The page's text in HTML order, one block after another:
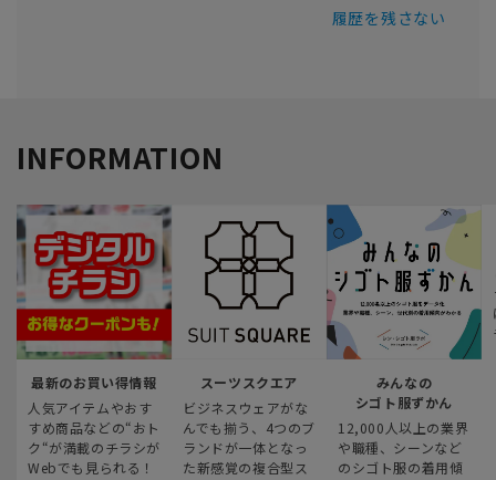
履歴を残さない
INFORMATION
最新のお買い得情報
人気アイテムやおす
すめ商品などの“おト
ク“が満載のチラシが
Webでも見られる！
スーツスクエア
ビジネスウェアがな
んでも揃う、4つのブ
ランドが一体となっ
た新感覚の複合型ス
みんなの
シゴト服ずかん
12,000人以上の業界
や職種、シーンなど
のシゴト服の着用傾